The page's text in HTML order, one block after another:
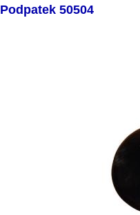
Podpatek 50504